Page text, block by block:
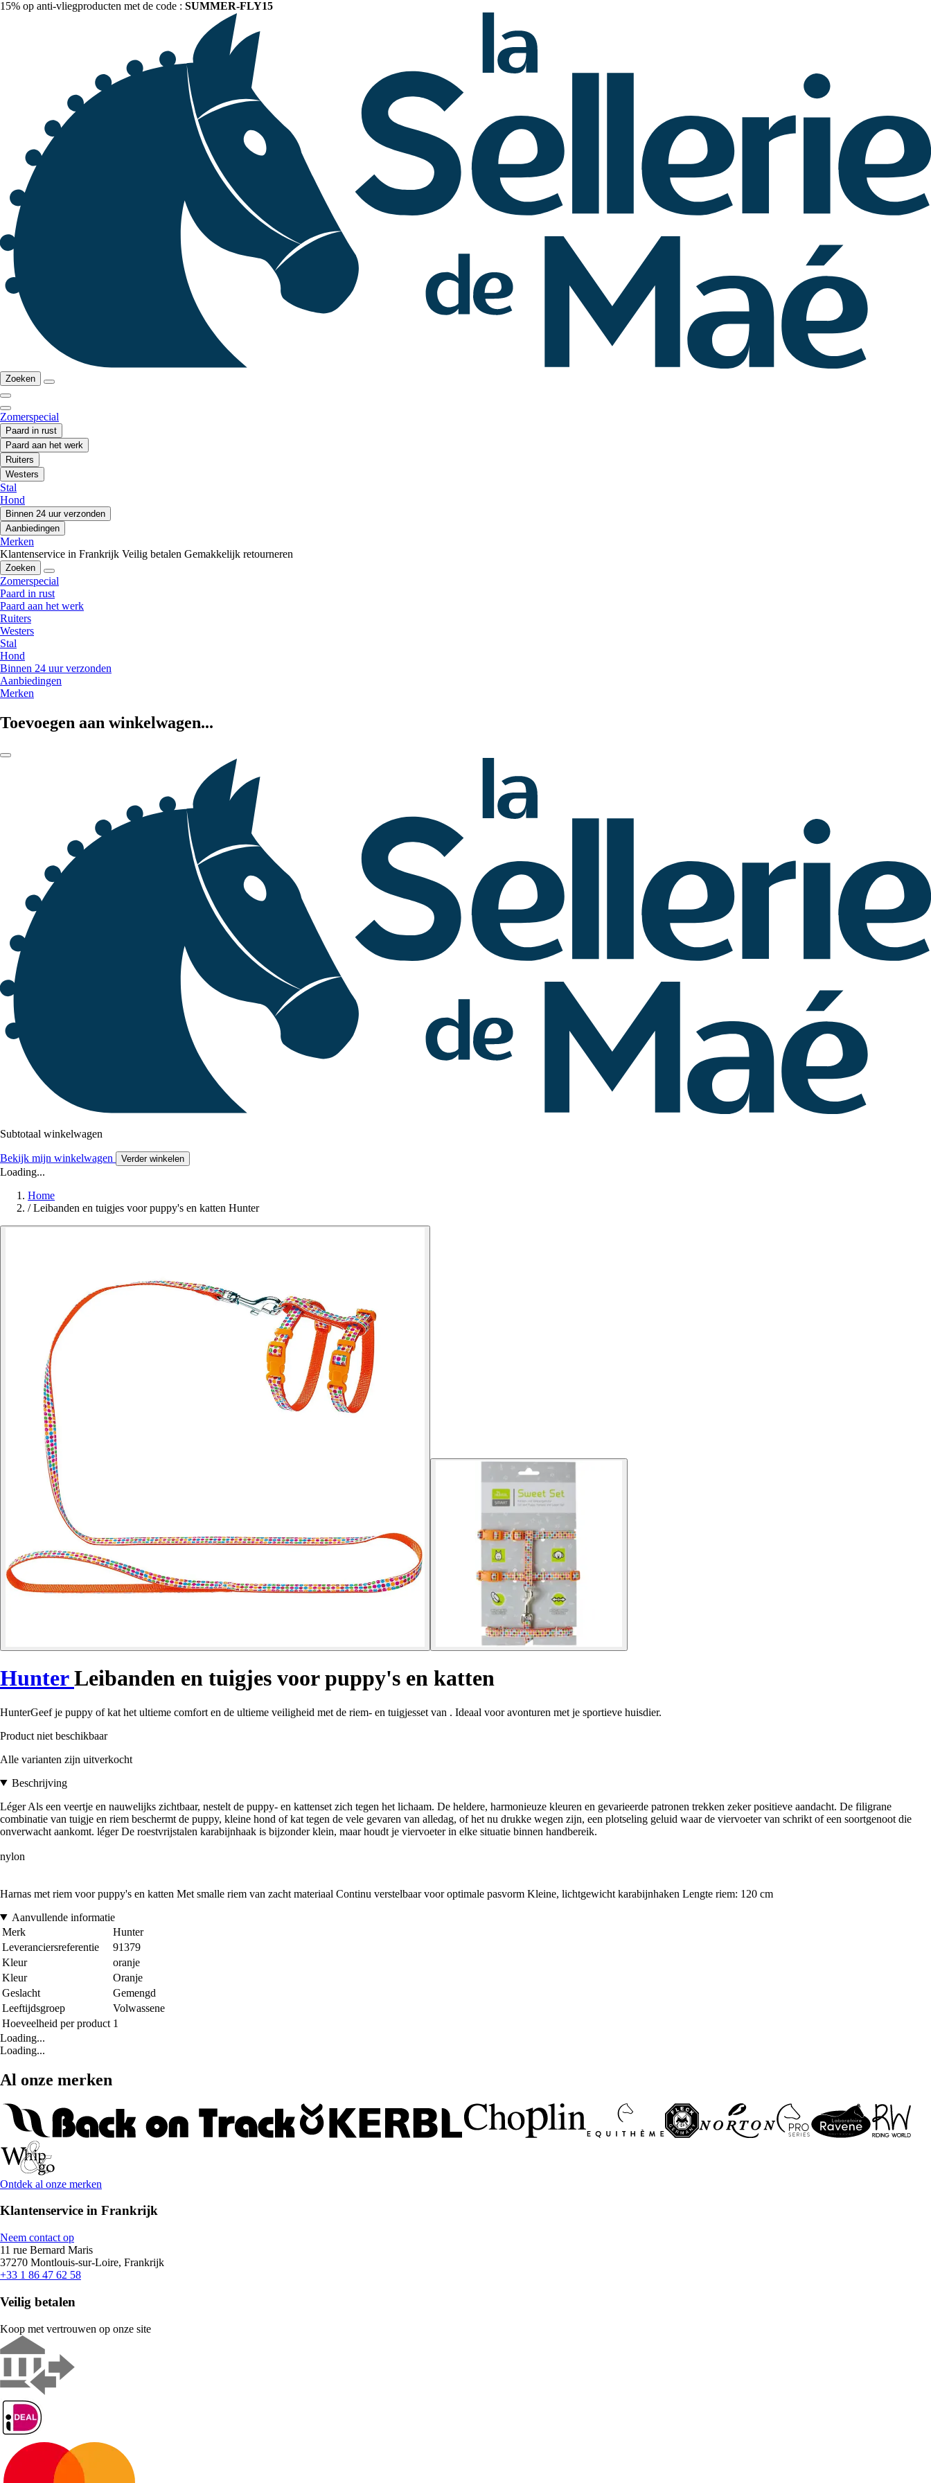
15% op anti-vliegproducten met de code : SUMMER-FLY15
Zoeken
Zomerspecial
Paard in rust
Paard aan het werk
Ruiters
Westers
Stal
Hond
Binnen 24 uur verzonden
Aanbiedingen
Merken
Klantenservice in Frankrijk Veilig betalen Gemakkelijk retourneren
Zoeken
Zomerspecial
Paard in rust
Paard aan het werk
Ruiters
Westers
Stal
Hond
Binnen 24 uur verzonden
Aanbiedingen
Merken
Toevoegen aan winkelwagen...
Subtotaal winkelwagen
Bekijk mijn winkelwagen Verder winkelen
Loading...
Home
/ Leibanden en tuigjes voor puppy's en katten Hunter
HunterLeibanden en tuigjes voor puppy's en katten
HunterGeef je puppy of kat het ultieme comfort en de ultieme veiligheid met de riem- en tuigjesset van . Ideaal voor avonturen met je sportieve huisdier.
Product niet beschikbaar
Alle varianten zijn uitverkocht
Beschrijving
Léger Als een veertje en nauwelijks zichtbaar, nestelt de puppy- en kattenset zich tegen het lichaam. De heldere, harmonieuze kleuren en gevarieerde patronen trekken zeker positieve aandacht. De filigrane
combinatie van tuigje en riem beschermt de puppy, kleine hond of kat tegen de vele gevaren van alledag, of het nu drukke wegen zijn, een plotseling geluid waar de viervoeter van schrikt of een soortgenoot die
onverwacht aankomt. léger De roestvrijstalen karabijnhaak is bijzonder klein, maar houdt je viervoeter in elke situatie binnen handbereik.
nylon
Harnas met riem voor puppy's en katten Met smalle riem van zacht materiaal Continu verstelbaar voor optimale pasvorm Kleine, lichtgewicht karabijnhaken Lengte riem: 120 cm
Aanvullende informatie
Merk
Hunter
Leveranciersreferentie
91379
Kleur
oranje
Kleur
Oranje
Geslacht
Gemengd
Leeftijdsgroep
Volwassene
Hoeveelheid per product 1
Loading...
Loading...
Al onze merken
Ontdek al onze merken
Klantenservice in Frankrijk
Neem contact op
11 rue Bernard Maris
37270 Montlouis-sur-Loire, Frankrijk
+33 1 86 47 62 58
Veilig betalen
Koop met vertrouwen op onze site